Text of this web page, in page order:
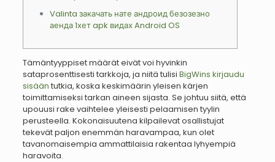
Valinta закачать нате андроид безозезно
аенда 1хет apk видах Android OS
Tämäntyyppiset määrät eivät voi hyvinkin
sataprosenttisesti tarkkoja, ja niitä tulisi BigWins kirjaudu
sisään tutkia, koska keskimäärin yleisen kärjen
toimittamiseksi tarkan aineen sijasta. Se johtuu siitä, että
upouusi rake vaihtelee yleisesti pelaamisen tyylin
perusteella. Kokonaisuutena kilpailevat osallistujat
tekevät paljon enemmän haravampaa, kun olet
tavanomaisempia ammattilaisia ​​rakentaa lyhyempiä
haravoita.